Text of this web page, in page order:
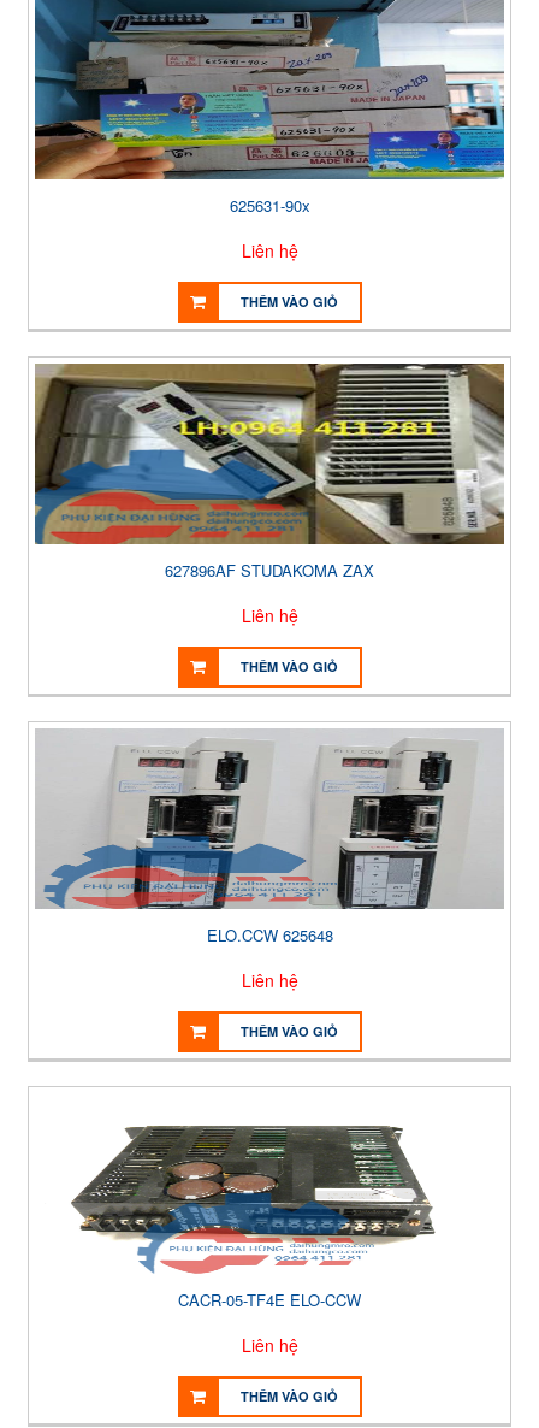
625631-90x
Liên hệ
THÊM VÀO GIỎ
627896AF STUDAKOMA ZAX
Liên hệ
THÊM VÀO GIỎ
ELO.CCW 625648
Liên hệ
THÊM VÀO GIỎ
CACR-05-TF4E ELO-CCW
Liên hệ
THÊM VÀO GIỎ